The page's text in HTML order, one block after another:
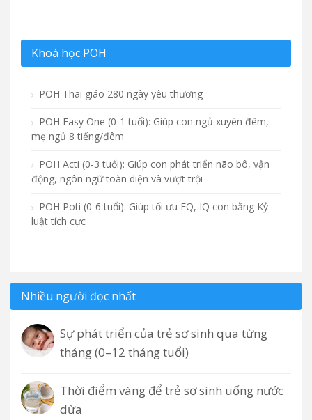
Khoá học POH
POH Thai giáo 280 ngày yêu thương
POH Easy One (0-1 tuổi): Giúp con ngủ xuyên đêm,
mẹ ngủ 8 tiếng/đêm
POH Acti (0-3 tuổi): Giúp con phát triển não bô, vận
động, ngôn ngữ toàn diện và vượt trội
POH Poti (0-6 tuổi): Giúp tối ưu EQ, IQ con bằng Kỷ
luật tích cực
Nhiều người đọc nhất
Sự phát triển của trẻ sơ sinh qua từng
tháng (0–12 tháng tuổi)
Thời điểm vàng để trẻ sơ sinh uống nước
dừa